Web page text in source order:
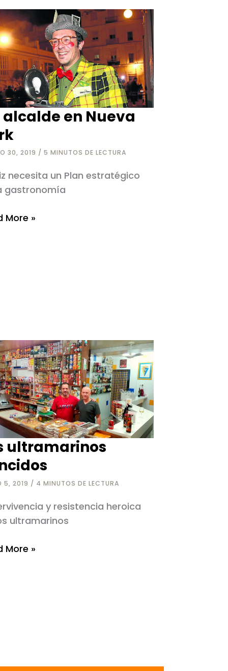
alcalde en Nueva
30, 2019 / 5 MINUTOS DE LECTURA
necesita un Plan estratégico
gastronomía
More »
ultramarinos
5, 2019 / 4 MINUTOS DE LECTURA
y resistencia heroica
ultramarinos
More »